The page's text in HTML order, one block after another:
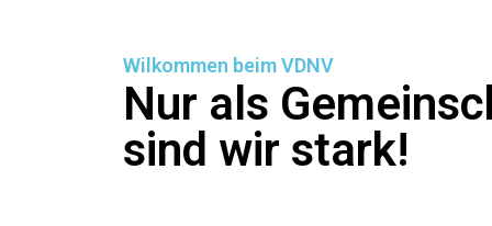
Wilkommen beim VDNV
Nur als
sind wir stark!